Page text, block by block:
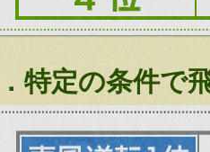
特定の条件で